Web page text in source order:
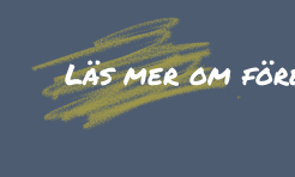
Läs mer om